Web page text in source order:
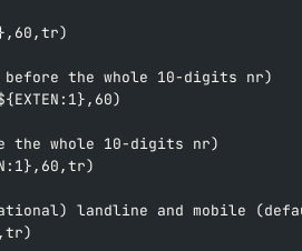
the whole 10-digits nr)
whole 10-digits nr)
landline and mobile